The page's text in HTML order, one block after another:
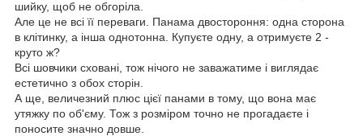
шийку, щоб не обгоріла.
Але це не всі її переваги. Панама двостороння: одна сторона
в клітинку, а інша однотонна. Купуєте одну, а отримуєте 2 -
круто ж?
Всі шовчики сховані, тож нічого не заважатиме і виглядає
естетично з обох сторін.
А ще, величезний плюс цієї панами в тому, що вона має
утяжку по об'єму. Тож з розміром точно не прогадаєте і
поносите значно довше.